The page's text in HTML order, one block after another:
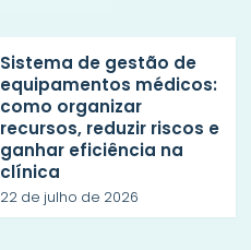
Sistema de gestão de
equipamentos médicos:
como organizar
recursos, reduzir riscos e
ganhar eficiência na
clínica
22 de julho de 2026